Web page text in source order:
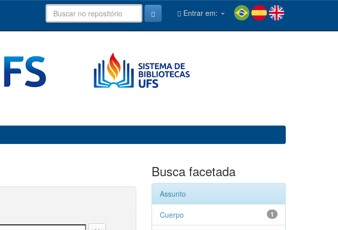
Entrar em:
Busca facetada
Assunto
1
Cuerpo